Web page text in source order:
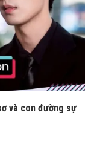
và con đường sự